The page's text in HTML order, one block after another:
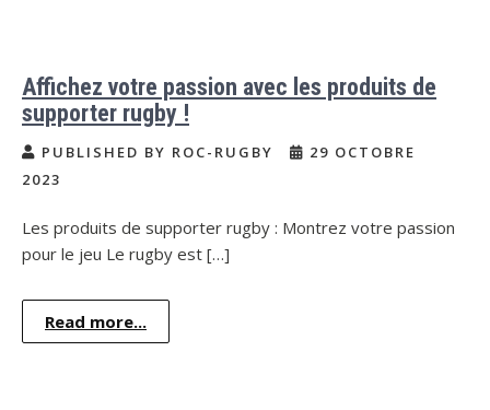
Affichez votre passion avec les produits de
supporter rugby !
PUBLISHED BY ROC-RUGBY
29 OCTOBRE
2023
Les produits de supporter rugby : Montrez votre passion
pour le jeu Le rugby est […]
Read more...